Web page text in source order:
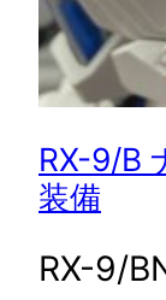
RX-9/B
装備
RX-9/